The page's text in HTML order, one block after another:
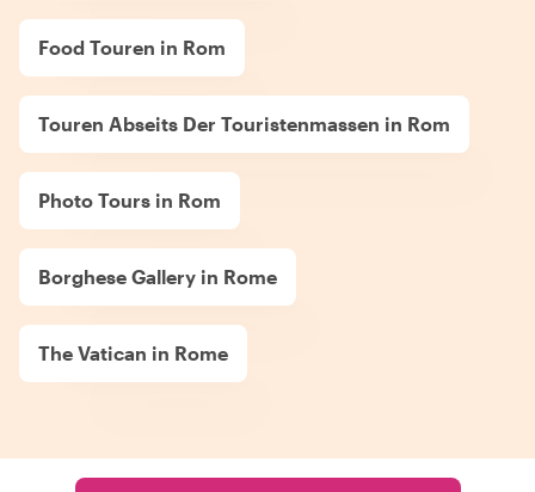
Food Touren in Rom
Touren Abseits Der Touristenmassen in Rom
Photo Tours in Rom
Borghese Gallery in Rome
The Vatican in Rome